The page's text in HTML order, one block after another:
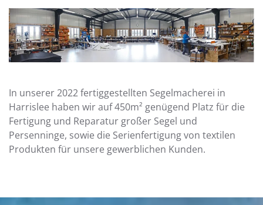
In unserer 2022 fertiggestellten Segelmacherei in
Harrislee haben wir auf 450m² genügend Platz für die
Fertigung und Reparatur großer Segel und
Persenninge, sowie die Serienfertigung von textilen
Produkten für unsere gewerblichen Kunden.